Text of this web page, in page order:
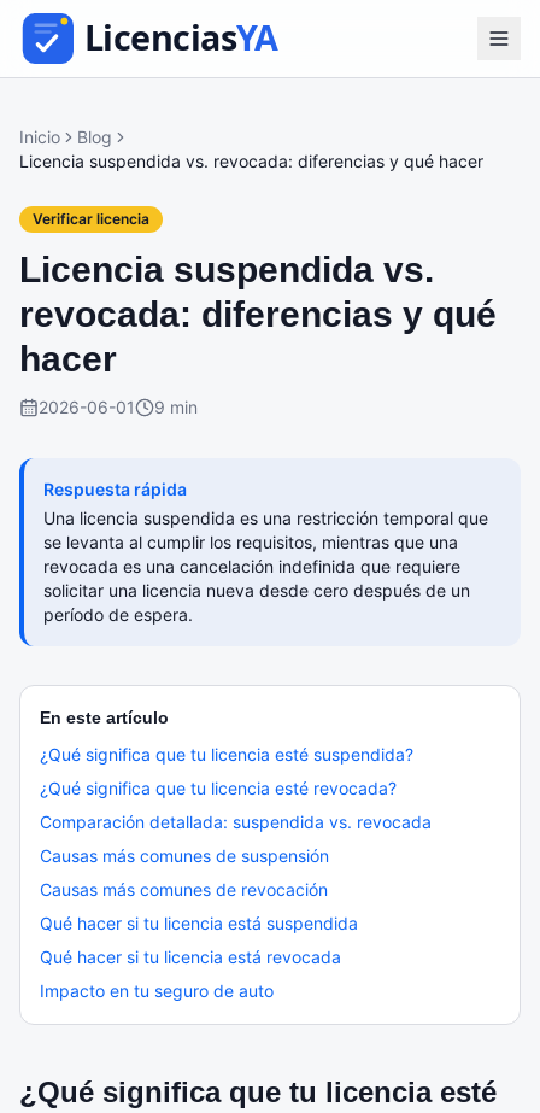
Inicio
Blog
Licencia suspendida vs. revocada: diferencias y qué hacer
Verificar licencia
Licencia suspendida vs.
revocada: diferencias y qué
hacer
2026-06-01 9 min
Respuesta rápida
Una licencia suspendida es una restricción temporal que
se levanta al cumplir los requisitos, mientras que una
revocada es una cancelación indefinida que requiere
solicitar una licencia nueva desde cero después de un
período de espera.
En este artículo
¿Qué significa que tu licencia esté suspendida?
¿Qué significa que tu licencia esté revocada?
Comparación detallada: suspendida vs. revocada
Causas más comunes de suspensión
Causas más comunes de revocación
Qué hacer si tu licencia está suspendida
Qué hacer si tu licencia está revocada
Impacto en tu seguro de auto
¿Qué significa que tu licencia esté